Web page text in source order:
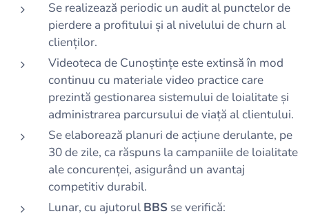
Se realizează periodic un audit al punctelor de
pierdere a profitului și al nivelului de churn al
clienților.
Videoteca de Cunoștințe este extinsă în mod
continuu cu materiale video practice care
prezintă gestionarea sistemului de loialitate și
administrarea parcursului de viață al clientului.
Se elaborează planuri de acțiune derulante, pe
30 de zile, ca răspuns la campaniile de loialitate
ale concurenței, asigurând un avantaj
competitiv durabil.
Lunar, cu ajutorul BBS se verifică: